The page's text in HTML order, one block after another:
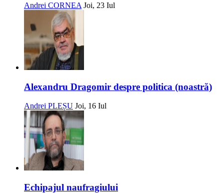
Andrei CORNEA Joi, 23 Iul
Alexandru Dragomir despre politica (noastră)
Andrei PLEȘU Joi, 16 Iul
Echipajul naufragiului